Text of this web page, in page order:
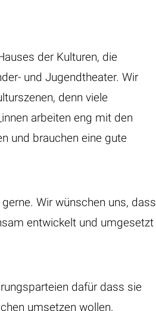
der Kulturen, die
und Jugendtheater. Wir
denn viele
arbeiten eng mit den
und brauchen eine gute
Wir wünschen uns, dass
entwickelt und umgesetzt
dafür dass sie
umsetzen wollen.